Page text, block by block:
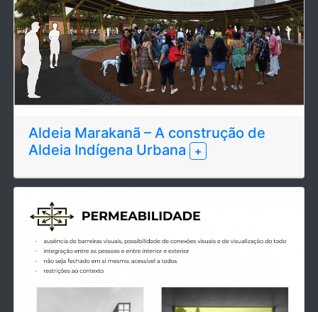
Aldeia Marakanã – A construção de
Aldeia Indígena Urbana
+